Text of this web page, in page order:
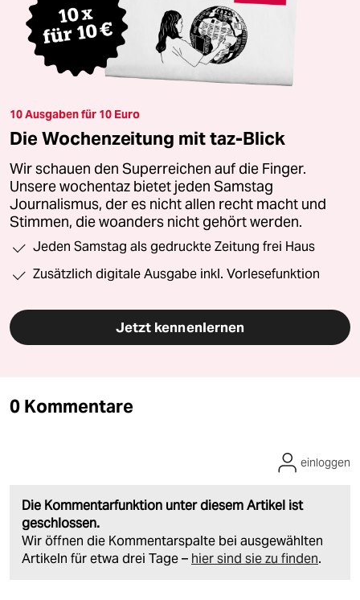
10 Ausgaben für 10 Euro
Die Wochenzeitung mit taz-Blick
Wir schauen den Superreichen auf die Finger.
Unsere wochentaz bietet jeden Samstag
Journalismus, der es nicht allen recht macht und
Stimmen, die woanders nicht gehört werden.
Jeden Samstag als gedruckte Zeitung frei Haus
Zusätzlich digitale Ausgabe inkl. Vorlesefunktion
Jetzt kennenlernen
0 Kommentare
Die Kommentarfunktion unter diesem Artikel ist
geschlossen.
Wir öffnen die Kommentarspalte bei ausgewählten
Artikeln für etwa drei Tage – hier sind sie zu finden.
einloggen